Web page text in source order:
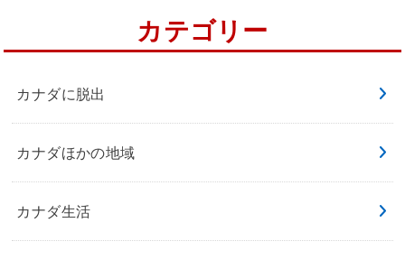
カテゴリー
カナダに脱出
カナダほかの地域
カナダ生活